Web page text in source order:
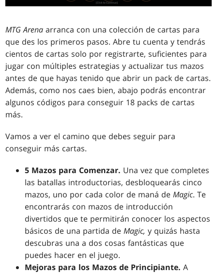
MTG Arena arranca con una colección de cartas para
que des los primeros pasos. Abre tu cuenta y tendrás
cientos de cartas solo por registrarte, suficientes para
jugar con múltiples estrategias y actualizar tus mazos
antes de que hayas tenido que abrir un pack de cartas.
Además, como nos caes bien, abajo podrás encontrar
algunos códigos para conseguir 18 packs de cartas
más.
Vamos a ver el camino que debes seguir para
conseguir más cartas.
5 Mazos para Comenzar. Una vez que completes
las batallas introductorias, desbloquearás cinco
mazos, uno por cada color de maná deMagic. Te
encontrarás con mazos de introducción
divertidos que te permitirán conocer los aspectos
básicos de una partida deMagic,y quizás hasta
descubras una a dos cosas fantásticas que
puedes hacer en el juego.
Mejoras para los Mazos de Principiante.A